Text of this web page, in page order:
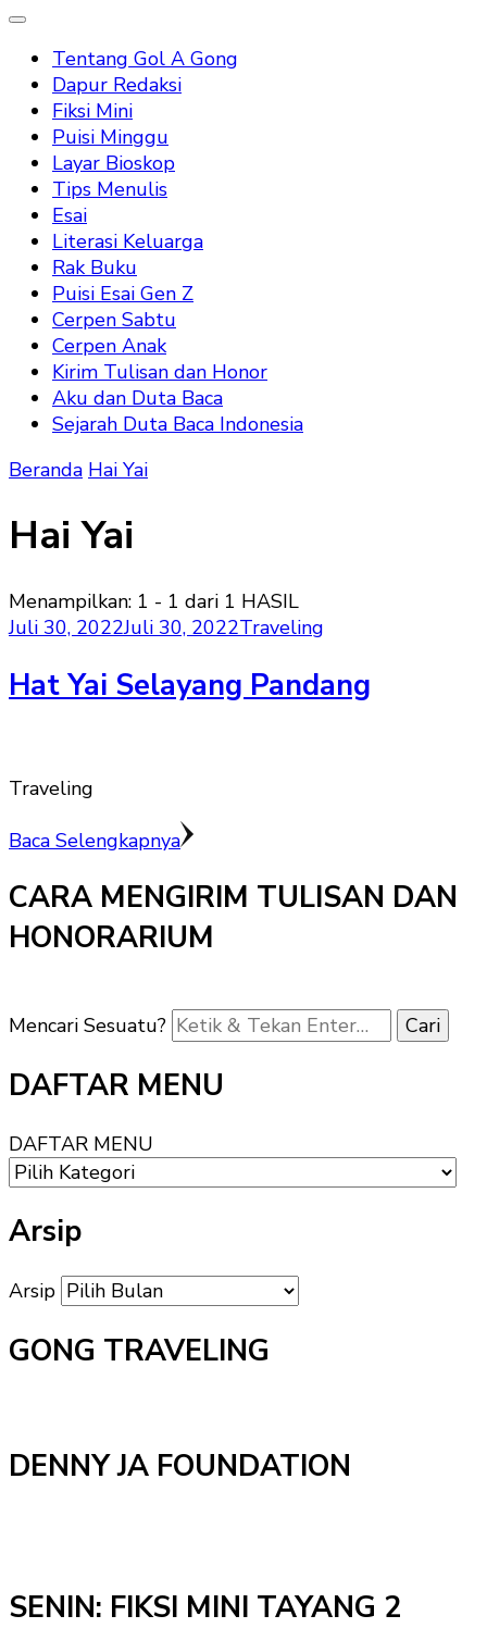
Tentang Gol A Gong
Dapur Redaksi
Fiksi Mini
Puisi Minggu
Layar Bioskop
Tips Menulis
Esai
Literasi Keluarga
Rak Buku
Puisi Esai Gen Z
Cerpen Sabtu
Cerpen Anak
Kirim Tulisan dan Honor
Aku dan Duta Baca
Sejarah Duta Baca Indonesia
Beranda Hai Yai
Hai Yai
Menampilkan: 1 - 1 dari 1 HASIL
Juli 30, 2022Juli 30, 2022Traveling
Hat Yai Selayang Pandang
Traveling
Baca Selengkapnya
CARA MENGIRIM TULISAN DAN
HONORARIUM
Mencari Sesuatu?
DAFTAR MENU
DAFTAR MENU
Arsip
Arsip
GONG TRAVELING
DENNY JA FOUNDATION
SENIN: FIKSI MINI TAYANG 2